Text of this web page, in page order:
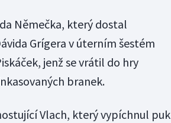
Němečka, který dostal
Grígera v úterním šestém
jenž se vrátil do hry
branek.
Vlach, který vypíchnul puk